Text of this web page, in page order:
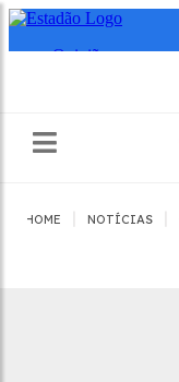
HOME NOTÍCIAS